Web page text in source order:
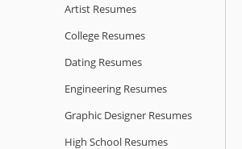
Artist Resumes
College Resumes
Dating Resumes
Engineering Resumes
Graphic Designer Resumes
High School Resumes